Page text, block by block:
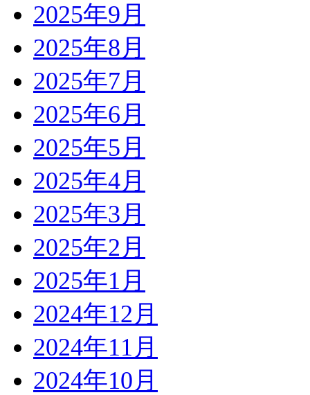
2025年9月
2025年8月
2025年7月
2025年6月
2025年5月
2025年4月
2025年3月
2025年2月
2025年1月
2024年12月
2024年11月
2024年10月